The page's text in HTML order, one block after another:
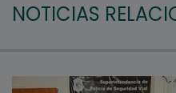
NOTICIAS